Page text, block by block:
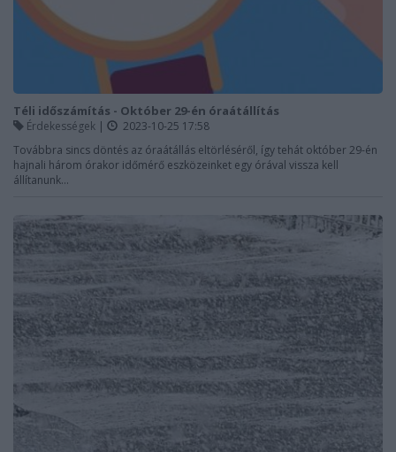
Téli időszámítás - Október 29-én óraátállítás
Érdekességek |
2023-10-25 17:58
Továbbra sincs döntés az óraátállás eltörléséről, így tehát október 29-én
hajnali három órakor időmérő eszközeinket egy órával vissza kell
állítanunk...